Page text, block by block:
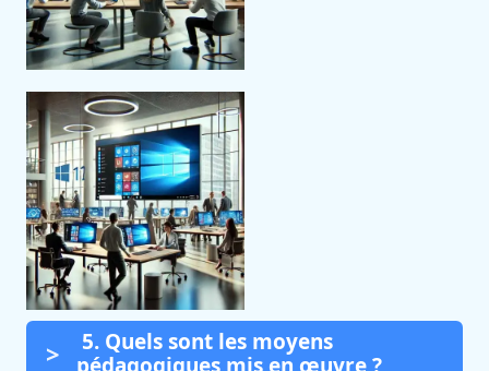
5. Quels sont les moyens